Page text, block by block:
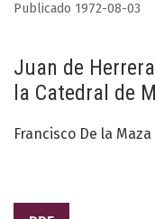
Juan de
la Catedral de
Publicado 1972-08-03
Francisco De la Maza